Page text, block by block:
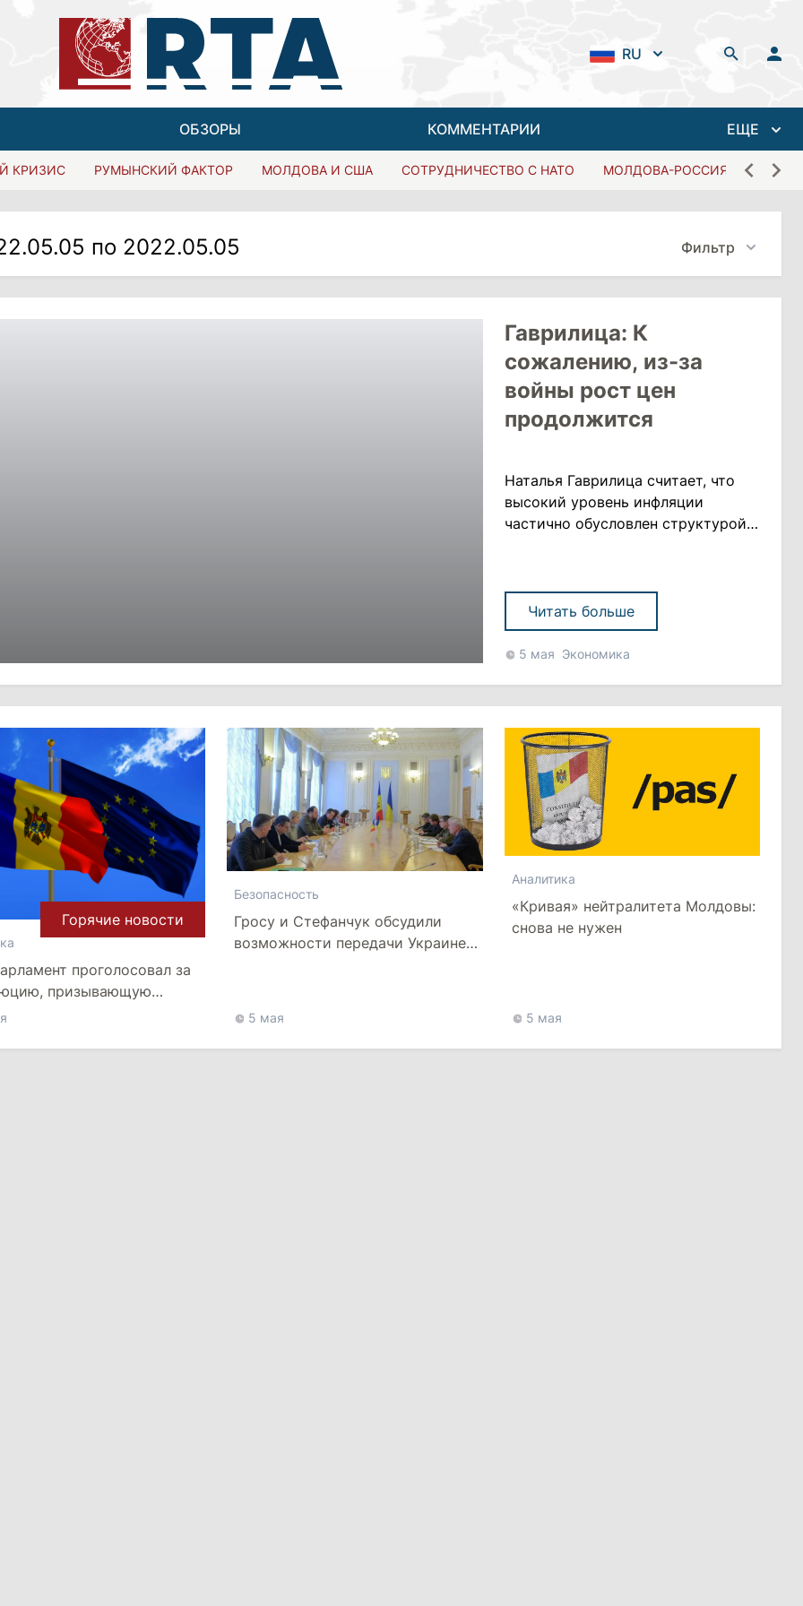
RU
ОБЗОРЫ КОММЕНТАРИИ ЕЩЕ
КРИЗИС РУМЫНСКИЙ ФАКТОР МОЛДОВА И США СОТРУДНИЧЕСТВО С НАТО МОЛДОВА-РОССИЯ
по 2022.05.05 Фильтр
Гаврилица: К
сожалению, из-за
войны рост цен
продолжится
Наталья Гаврилица считает, что
высокий уровень инфляции
частично обусловлен структурой
потребления домохозяйства, то
увидим, что если в стране
Западной Европы семья тратит,
скажем, 5% своего дохода на
25% дохода на счета за
электроэнергию. Еда......
Читать больше
5 мая Экономика
Горячие новости
проголосовал за
призывающую
Молдове статус
Безопасность
Гросу и Стефанчук обсудили
возможности передачи Украине
5 мая
Аналитика
«Кривая» нейтралитета Молдовы:
снова не нужен
5 мая